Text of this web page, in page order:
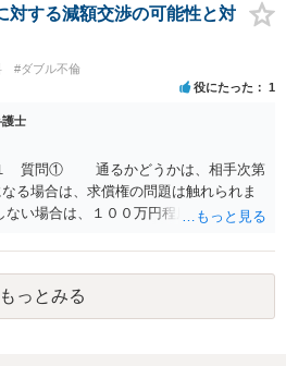
士に相談してみてください。
対する減額交渉の可能性と対
#ダブル不倫
役にたった 1
護士
１ 質問① 通るかどうかは、相手次第
る場合は、求償権の問題は触れられま
場合は、１００万円程度となる可能
（経済的、時間的、精神的負担等）、
ずという姿勢を示すことで、プラス
交渉で解決する多くの場合は、相手
で、５０万円以下で合意できる場合は
もっとみる